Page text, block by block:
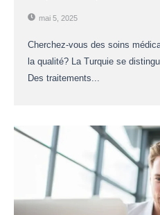
mai 5, 2025
Cherchez-vous des soins
la qualité? La Turquie se
Des traitements...